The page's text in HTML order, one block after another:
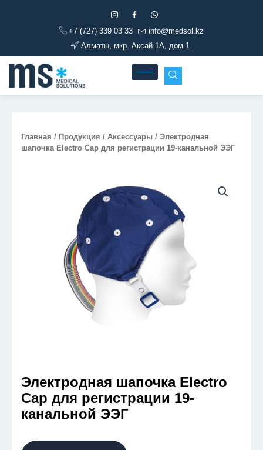
+7 (727) 339 03 33
info@medsol.kz
Алматы, мкр. Аксай-1А, дом 1.
Главная / Продукция / Аксессуары / Электродная
шапочка Electro Cap для регистрации 19-канальной ЭЭГ
Электродная шапочка Electro
Cap для регистрации 19-
канальной ЭЭГ